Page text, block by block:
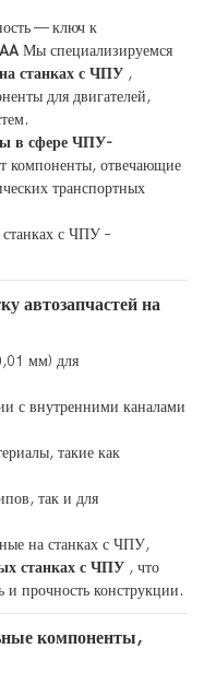
— ключ к
Мы специализируемся
станках с ЧПУ ,
для двигателей,
в сфере ЧПУ-
компоненты, отвечающие
транспортных
автозапчастей на
мм) для
с внутренними каналами
такие как
так и для
на станках с ЧПУ,
станках с ЧПУ , что
и прочность конструкции.
компоненты,